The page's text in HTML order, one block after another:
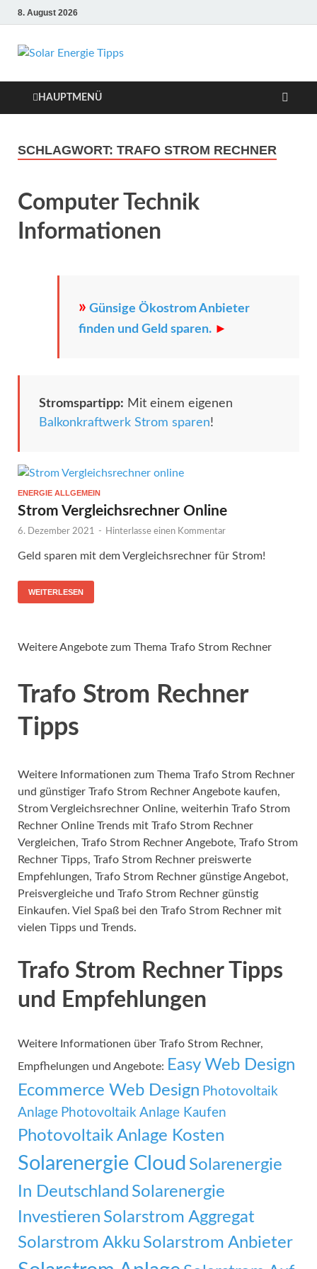
8. August 2026
Solar Energie
Tipps
Informationen und Tipps
HAUPTMENÜ
SCHLAGWORT: TRAFO STROM RECHNER
Computer Technik
Informationen
» Günsige Ökostrom Anbieter
finden und Geld sparen. ►
Stromspartipp: Mit einem eigenen
Balkonkraftwerk Strom sparen!
ENERGIE ALLGEMEIN
Strom Vergleichsrechner Online
6. Dezember 2021 - Hinterlasse einen Kommentar
Geld sparen mit dem Vergleichsrechner für Strom!
WEITERLESEN
Weitere Angebote zum Thema Trafo Strom Rechner
Trafo Strom Rechner
Tipps
Weitere Informationen zum Thema Trafo Strom Rechner
und günstiger Trafo Strom Rechner Angebote kaufen,
Strom Vergleichsrechner Online, weiterhin Trafo Strom
Rechner Online Trends mit Trafo Strom Rechner
Vergleichen, Trafo Strom Rechner Angebote, Trafo Strom
Rechner Tipps, Trafo Strom Rechner preiswerte
Empfehlungen, Trafo Strom Rechner günstige Angebot,
Preisvergleiche und Trafo Strom Rechner günstig
Einkaufen. Viel Spaß bei den Trafo Strom Rechner mit
vielen Tipps und Trends.
Trafo Strom Rechner Tipps
und Empfehlungen
Weitere Informationen über Trafo Strom Rechner,
Empfhelungen und Angebote: Easy Web Design
Ecommerce Web Design Photovoltaik
Anlage Photovoltaik Anlage Kaufen
Photovoltaik Anlage Kosten
Solarenergie Cloud Solarenergie
In Deutschland Solarenergie
Investieren Solarstrom Aggregat
Solarstrom Akku Solarstrom Anbieter